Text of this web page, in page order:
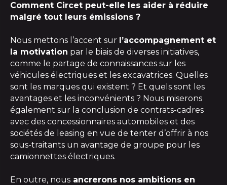
Comment Circet peut-elle les aider à réduire
malgré tout leurs émissions ?
Nous mettons l’accent sur l’accompagnement et
la motivation par le biais de diverses initiatives,
comme le partage de connaissances sur les
véhicules électriques et les excavatrices. Quelles
sont les marques qui existent ? Et quels sont les
avantages et les inconvénients ? Nous miserons
également sur la conclusion de contrats-cadres
avec des concessionnaires automobiles et des
sociétés de leasing en vue de tenter d’offrir à nos
sous-traitants un avantage de groupe pour les
camionnettes électriques.
En outre, nous ancrerons nos ambitions en